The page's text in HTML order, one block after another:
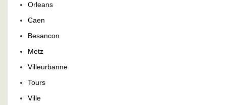
Orleans
Caen
Besancon
Metz
Villeurbanne
Tours
Ville